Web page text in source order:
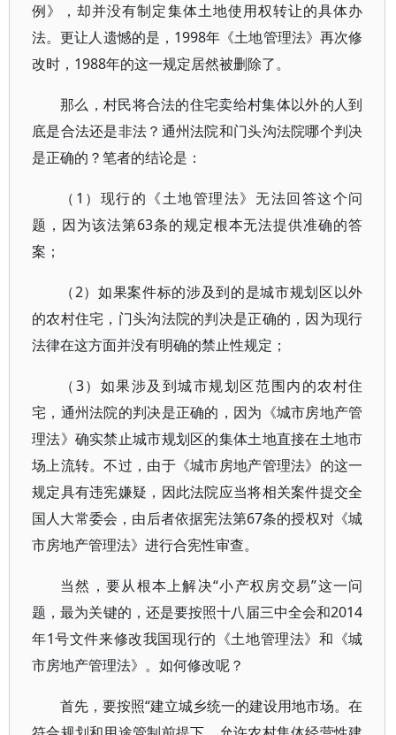
例》，却并没有制定集体土地使用权转让的具体办
法。更让人遗憾的是，1998年《土地管理法》再次修
改时，1988年的这一规定居然被删除了。
那么，村民将合法的住宅卖给村集体以外的人到
底是合法还是非法？通州法院和门头沟法院哪个判决
是正确的？笔者的结论是：
（1）现行的《土地管理法》无法回答这个问
题，因为该法第63条的规定根本无法提供准确的答
案；
（2）如果案件标的涉及到的是城市规划区以外
的农村住宅，门头沟法院的判决是正确的，因为现行
法律在这方面并没有明确的禁止性规定；
（3）如果涉及到城市规划区范围内的农村住
宅，通州法院的判决是正确的，因为《城市房地产管
理法》确实禁止城市规划区的集体土地直接在土地市
场上流转。不过，由于《城市房地产管理法》的这一
规定具有违宪嫌疑，因此法院应当将相关案件提交全
国人大常委会，由后者依据宪法第67条的授权对《城
市房地产管理法》进行合宪性审查。
当然，要从根本上解决“小产权房交易”这一问
题，最为关键的，还是要按照十八届三中全会和2014
年1号文件来修改我国现行的《土地管理法》和《城
市房地产管理法》。如何修改呢？
首先，要按照“建立城乡统一的建设用地市场。在